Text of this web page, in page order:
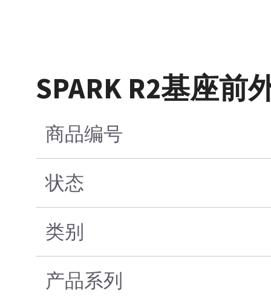
SPARK R2基座前
商品编号
状态
类别
产品系列